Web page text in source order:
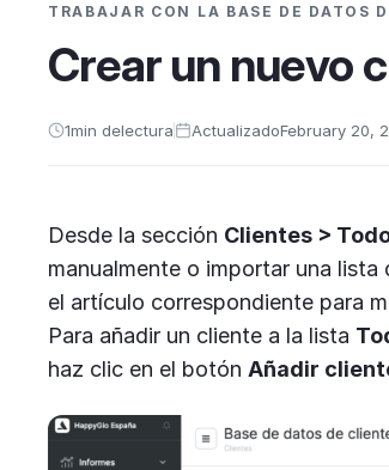
TRABAJAR CON LA BASE DE DATOS
Crear un nuevo
1min delectura ActualizadoFebruary 20,
Desde la sección Clientes >
manualmente o importar una
el artículo correspondiente para
Para añadir un cliente a la lista
haz clic en el botón Añadir